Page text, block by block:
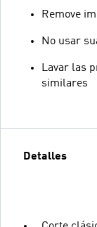
Remove
No usar
Lavar las
similares
Detalles